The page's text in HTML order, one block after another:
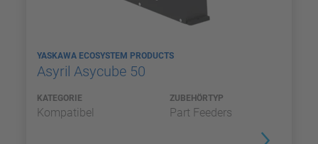
YASKAWA ECOSYSTEM PRODUCTS
Asyril Asycube 50
KATEGORIE
Kompatibel
ZUBEHÖRTYP
Part Feeders